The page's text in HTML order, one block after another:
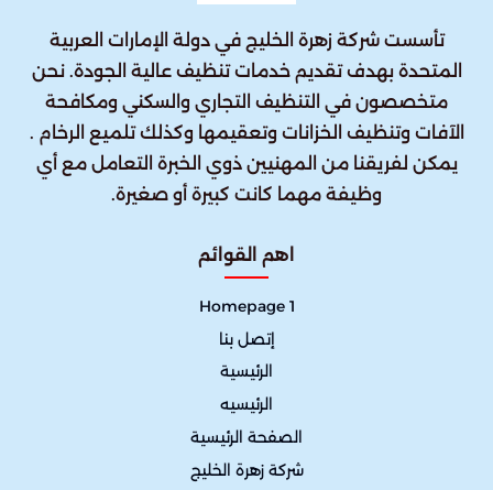
تأسست شركة زهرة الخليج في دولة الإمارات العربية
المتحدة بهدف تقديم خدمات تنظيف عالية الجودة. نحن
متخصصون في التنظيف التجاري والسكني ومكافحة
الآفات وتنظيف الخزانات وتعقيمها وكذلك تلميع الرخام .
يمكن لفريقنا من المهنيين ذوي الخبرة التعامل مع أي
وظيفة مهما كانت كبيرة أو صغيرة.
اهم القوائم
Homepage 1
إتصل بنا
الرئيسية
الرئيسيه
الصفحة الرئيسية
شركة زهرة الخليج